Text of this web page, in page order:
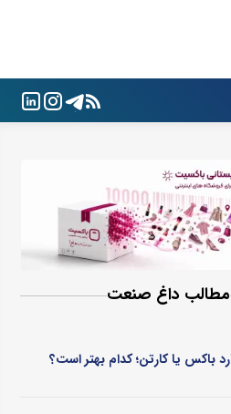
مطالب داغ صنعت
باکس یا کارتن؛ کدام بهتر است؟